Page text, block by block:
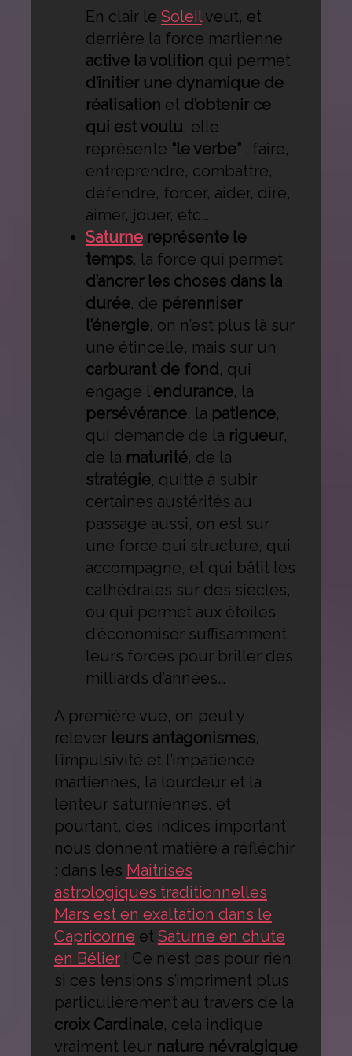
En clair le Soleilveut, et
derrière la force martienne
active la volition qui permet
d’initier une dynamique de
réalisation et d’obtenir ce
qui est voulu, elle
représente “le verbe”: faire,
entreprendre, combattre,
défendre, forcer, aider, dire,
aimer, jouer, etc…
Saturnereprésente le
temps, la force qui permet
d’ancrer les choses dans la
durée, de pérenniser
l’énergie, on n’est plus là sur
une étincelle, mais sur un
carburant de fond , qui
engage l’endurance, la
persévérance, la patience,
qui demande de la rigueur,
de la maturité, de la
stratégie, quitte à subir
certaines austérités au
passage aussi, on est sur
une force qui structure, qui
accompagne, et qui bâtit les
cathédrales sur des siècles,
ou qui permet aux étoiles
d’économiser suffisamment
leurs forces pour briller des
milliards d’années…
A première vue, on peut y
relever leurs antagonismes,
l’impulsivité et l’impatience
martiennes, la lourdeur et la
lenteur saturniennes, et
pourtant, des indices important
nous donnent matière à réfléchir
: dans les Maitrises
astrologiques traditionnelles,
Mars est en exaltation dans le
Capricorne et Saturne en chute
en Bélier! Ce n’est pas pour rien
si ces tensions s’impriment plus
particulièrement au travers de la
croix Cardinale, cela indique
vraiment leur nature névralgique